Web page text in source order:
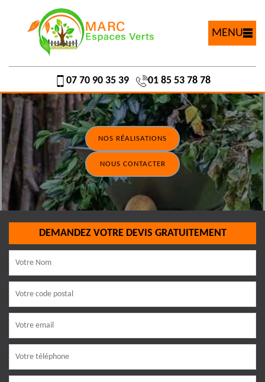
MENU
07 70 90 35 39 01 85 53 78 78
NOS RÉALISATIONS
NOUS CONTACTER
DEMANDEZ VOTRE DEVIS GRATUITEMENT